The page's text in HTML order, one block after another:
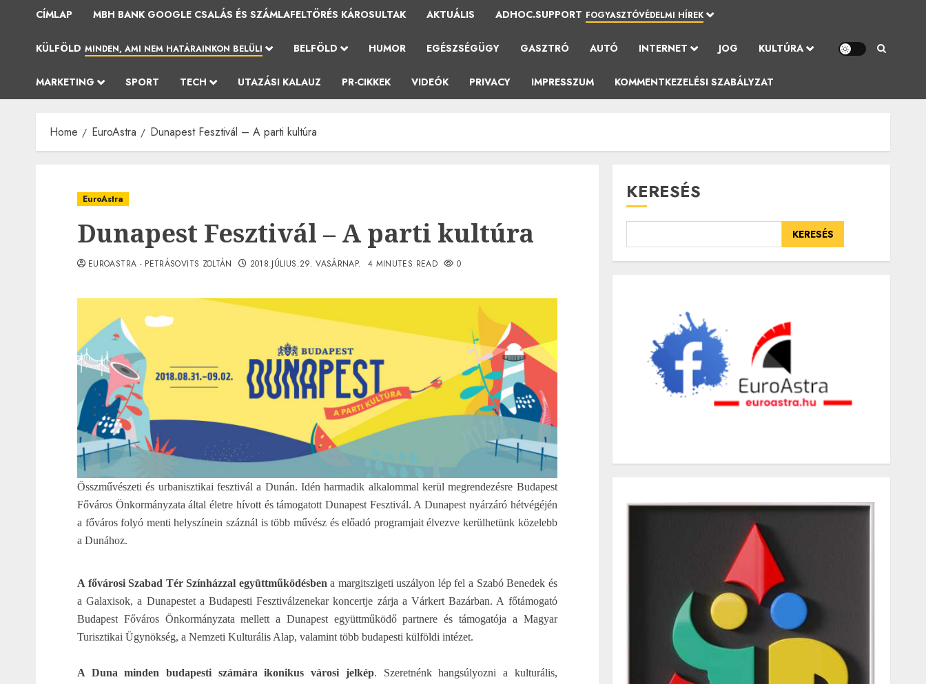
CÍMLAP MBH BANK GOOGLE CSALÁS ÉS SZÁMLAFELTÖRÉS KÁROSULTAK AKTUÁLIS ADHOC.SUPPORT FOGYASZTÓVÉDELMI HÍREK
KÜLFÖLD MINDEN, AMI NEM HATÁRAINKON BELÜLI BELFÖLD HUMOR EGÉSZSÉGÜGY GASZTRÓ AUTÓ INTERNET JOG KULTÚRA
MARKETING SPORT TECH UTAZÁSI KALAUZ PR-CIKKEK VIDEÓK PRIVACY IMPRESSZUM KOMMENTKEZELÉSI SZABÁLYZAT
Home EuroAstra Dunapest Fesztivál – A parti kultúra
EuroAstra
Dunapest Fesztivál – A parti kultúra
EUROASTRA - PETRÁSOVITS ZOLTÁN 2018.JÚLIUS.29. VASÁRNAP. 4 MINUTES READ 0
Összművészeti és urbanisztikai fesztivál a Dunán. Idén harmadik alkalommal kerül megrendezésre Budapest
Főváros Önkormányzata által életre hívott és támogatott Dunapest Fesztivál. A Dunapest nyárzáró hétvégéjén
a főváros folyó menti helyszínein száznál is több művész és előadó programjait élvezve kerülhetünk közelebb
a Dunához.
A fővárosi Szabad Tér Színházzal együttműködésben a margitszigeti uszályon lép fel a Szabó Benedek és
a Galaxisok, a Dunapestet a Budapesti Fesztiválzenekar koncertje zárja a Várkert Bazárban. A főtámogató
Budapest Főváros Önkormányzata mellett a Dunapest együttműködő partnere és támogatója a Magyar
Turisztikai Ügynökség, a Nemzeti Kulturális Alap, valamint több budapesti külföldi intézet.
A Duna minden budapesti számára ikonikus városi jelkép. Szeretnénk hangsúlyozni a kulturális,
KERESÉS
KERESÉS